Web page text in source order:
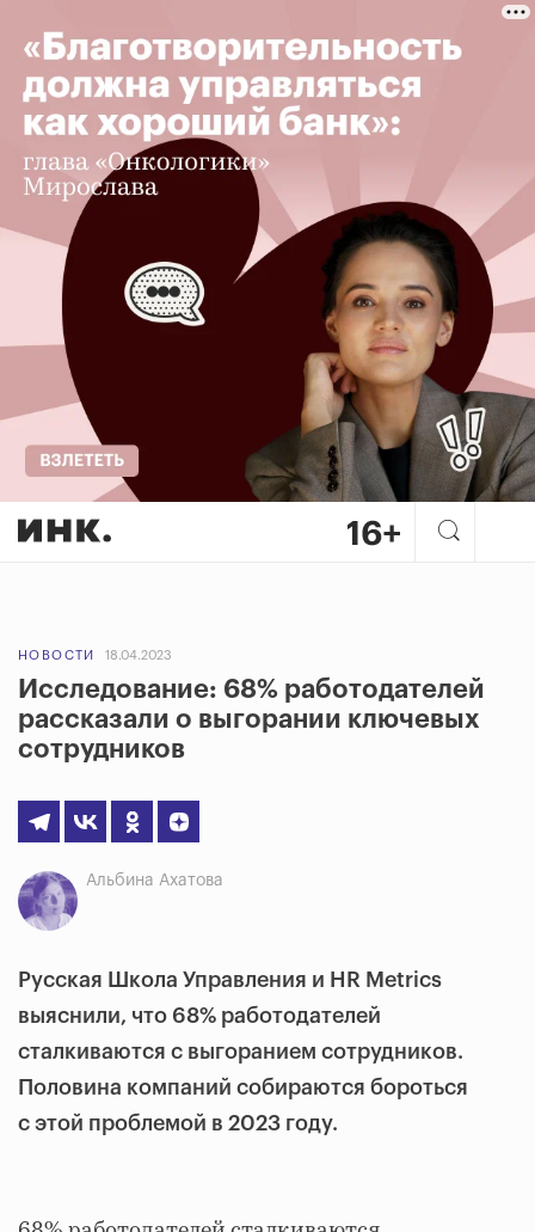
НОВОСТИ 18.04.2023
Исследование: 68% работодателей
рассказали о выгорании ключевых
сотрудников
Альбина Ахатова
Русская Школа Управления и HR Metrics
выяснили, что 68% работодателей
сталкиваются с выгоранием сотрудников.
Половина компаний собираются бороться
с этой проблемой в 2023 году.